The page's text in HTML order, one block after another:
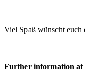
Viel Spaß wünscht euch
Further information at